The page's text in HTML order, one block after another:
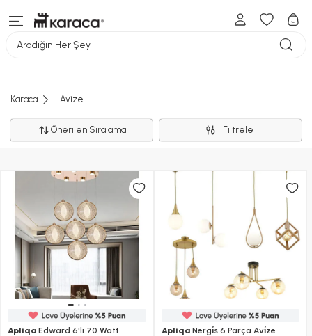
Aradığın Her Şey
Karaca Avize
Önerilen Sıralama Filtrele
Apliqa Edward 6'lı 70 Watt
ApliqaNergi̇s 6 Parça Avi̇ze